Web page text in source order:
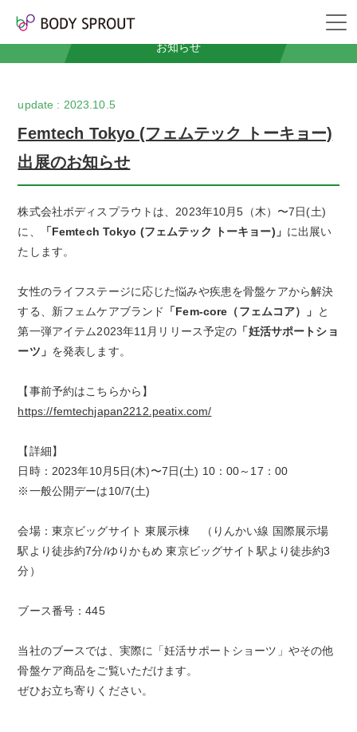
お知らせ
2023.10.5
Femtech Tokyo (フェムテック トーキョー)
出展のお知らせ
株式会社ボディスプラウトは、2023年10月5（木）〜7日(土)
に、
「Femtech Tokyo (フェムテック トーキョー)」 に出展い
たします。
女性のライフステージに応じた悩みや疾患を骨盤ケアから解決
する、新フェムケアブランド
「Fem-core（フェムコア）」
と
第一弾アイテム2023年11月リリース予定の 「妊活サポートショ
ーツ」 を発表します。
【事前予約はこちらから】
https://femtechjapan2212.peatix.com/
【詳細】
日時：2023年10月5日(木)〜7日(土) 10：00～17：00
※一般公開デーは10/7(土)
会場：東京ビッグサイト 東展示棟 （りんかい線 国際展示場
駅より徒歩約7分/ゆりかもめ 東京ビッグサイト駅より徒歩約3
分）
ブース番号：445
当社のブースでは、実際に「妊活サポートショーツ」やその他
骨盤ケア商品をご覧いただけます。
ぜひお立ち寄りください。